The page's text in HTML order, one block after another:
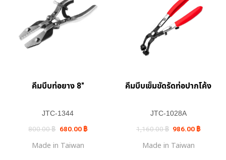
คีมบีบท่อยาง 8″
JTC-1344
800.00฿ Original
price
800.00 ฿.
680.00 ฿Current
price
Made in Taiwan
คีมบีบเข็มขัดรัดท่อปากโค้ง
JTC-1028A
1,160.00฿ Original
price
1,160.00 ฿.
986.00 ฿Current
price
Made in Taiwan